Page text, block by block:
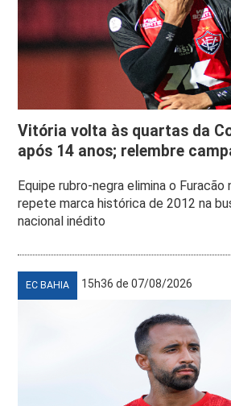
Vitória volta às quartas da
após 14 anos; relembre
Equipe rubro-negra elimina o Furacão
repete marca histórica de 2012 na
nacional inédito
EC BAHIA 15h36 de 07/08/2026